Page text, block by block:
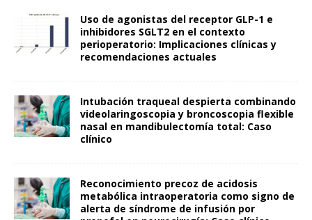
Uso de agonistas del receptor GLP-1 e
inhibidores SGLT2 en el contexto
perioperatorio: Implicaciones clínicas y
recomendaciones actuales
Intubación traqueal despierta combinando
videolaringoscopia y broncoscopia flexible
nasal en mandibulectomía total: Caso
clínico
Reconocimiento precoz de acidosis
metabólica intraoperatoria como signo de
alerta de síndrome de infusión por